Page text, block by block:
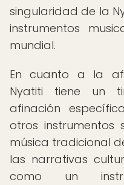
singularidad de la
instrumentos
mundial.
En cuanto a la
Nyatiti tiene un
afinación
otros instrumentos
música tradicional
las narrativas
como un